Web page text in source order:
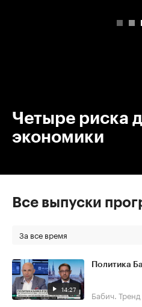
Четыре риска
экономики
Все выпуски
За все время
14:27
Политика
Бабич. Тренд